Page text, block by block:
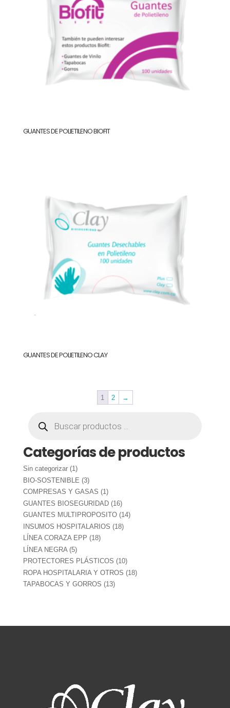
GUANTES DE POLIETILENO BIOFIT
GUANTES DE POLIETILENO CLAY
1 2 →
productos
Categorías de productos
Sin categorizar 11
producto
BIO-SOSTENIBLE 33
productos
COMPRESAS Y GASAS 11
producto
GUANTES BIOSEGURIDAD 1616
productos
GUANTES MULTIPROPOSITO 1414
INSUMOS HOSPITALARIOS 1818
LÍNEA CORAZA EPP 1818
LÍNEA NEGRA 55
productos
PROTECTORES PLÁSTICOS 1010
productos
ROPA HOSPITALARIA Y OTROS 1818
TAPABOCAS Y GORROS 1313